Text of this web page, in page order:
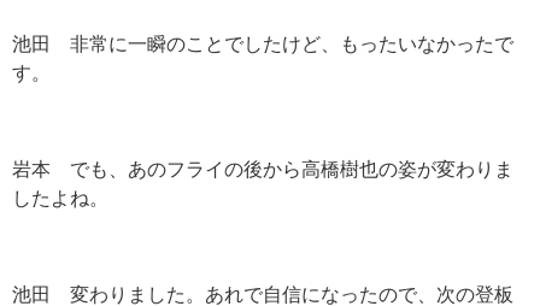
池田 非常に一瞬のことでしたけど、もったいなかったで
す。
岩本 でも、あのフライの後から高橋樹也の姿が変わりま
したよね。
池田 変わりました。あれで自信になったので、次の登板